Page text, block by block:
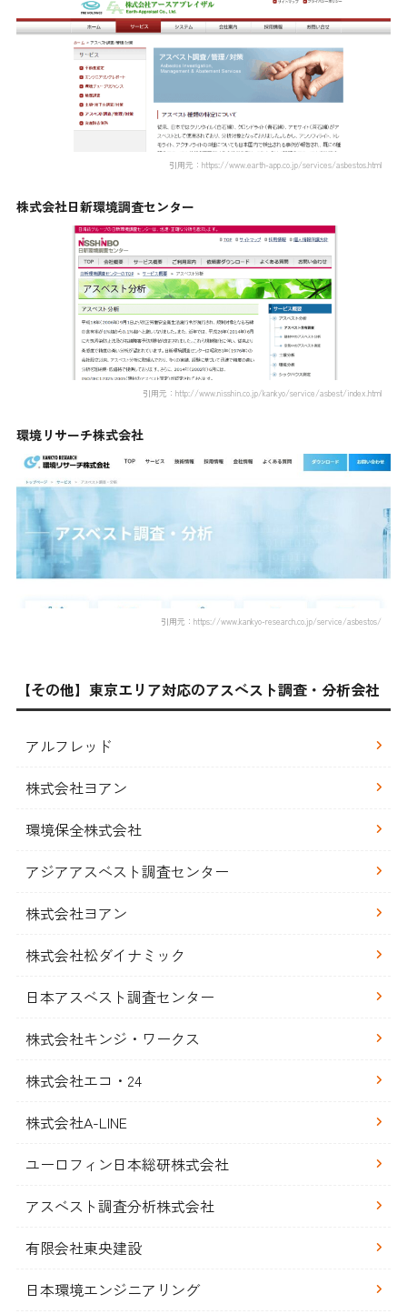
引用元：https://www.earth-app.co.jp/services/asbestos.html
株式会社日新環境調査センター
引用元：http://www.nisshin.co.jp/kankyo/service/asbest/index.html
環境リサーチ株式会社
引用元：https://www.kankyo-research.co.jp/service/asbestos/
【その他】東京エリア対応のアスベスト調査・分析会社
アルフレッド
株式会社ヨアン
環境保全株式会社
アジアアスベスト調査センター
株式会社ヨアン
株式会社松ダイナミック
日本アスベスト調査センター
株式会社キンジ・ワークス
株式会社エコ・24
株式会社A-LINE
ユーロフィン日本総研株式会社
アスベスト調査分析株式会社
有限会社東央建設
日本環境エンジニアリング